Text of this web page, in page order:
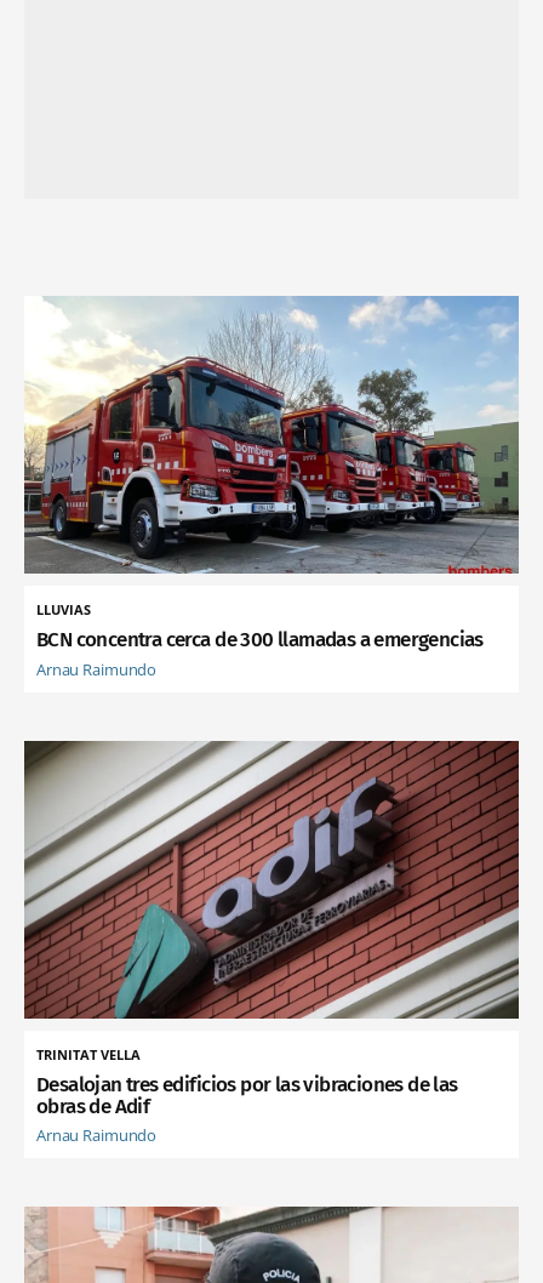
LLUVIAS
BCN concentra cerca de 300 llamadas a emergencias
Arnau Raimundo
TRINITAT VELLA
Desalojan tres edificios por las vibraciones de las
obras de Adif
Arnau Raimundo